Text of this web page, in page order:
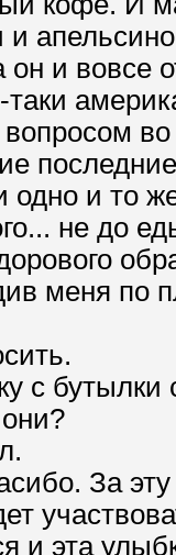
и вовсе
одно и то
не до
меня по
с
За
и эта